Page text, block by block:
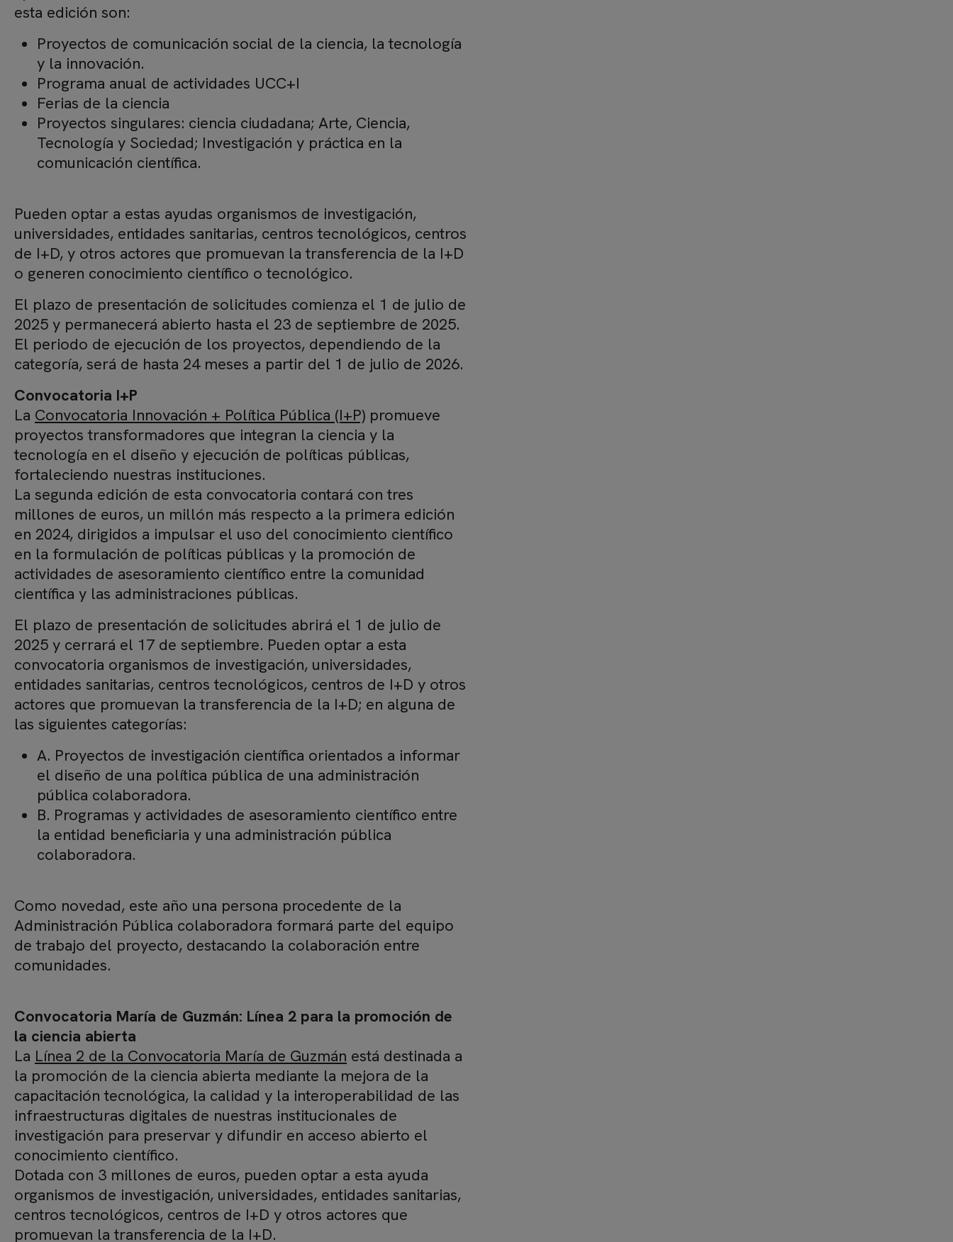
esta edición son:
Proyectos de comunicación social de la ciencia, la tecnología
y la innovación.
Programa anual de actividades UCC+I
Ferias de la ciencia
Proyectos singulares: ciencia ciudadana; Arte, Ciencia,
Tecnología y Sociedad; Investigación y práctica en la
comunicación científica.
Pueden optar a estas ayudas organismos de investigación,
universidades, entidades sanitarias, centros tecnológicos, centros
de I+D, y otros actores que promuevan la transferencia de la I+D
o generen conocimiento científico o tecnológico.
El plazo de presentación de solicitudes comienza el 1 de julio de
2025 y permanecerá abierto hasta el 23 de septiembre de 2025.
El periodo de ejecución de los proyectos, dependiendo de la
categoría, será de hasta 24 meses a partir del 1 de julio de 2026.
Convocatoria I+P
La Convocatoria Innovación + Política Pública (I+P) promueve
proyectos transformadores que integran la ciencia y la
tecnología en el diseño y ejecución de políticas públicas,
fortaleciendo nuestras instituciones.
La segunda edición de esta convocatoria contará con tres
millones de euros, un millón más respecto a la primera edición
en 2024, dirigidos a impulsar el uso del conocimiento científico
en la formulación de políticas públicas y la promoción de
actividades de asesoramiento científico entre la comunidad
científica y las administraciones públicas.
El plazo de presentación de solicitudes abrirá el 1 de julio de
2025 y cerrará el 17 de septiembre. Pueden optar a esta
convocatoria organismos de investigación, universidades,
entidades sanitarias, centros tecnológicos, centros de I+D y otros
actores que promuevan la transferencia de la I+D; en alguna de
las siguientes categorías:
A. Proyectos de investigación científica orientados a informar
el diseño de una política pública de una administración
pública colaboradora.
B. Programas y actividades de asesoramiento científico entre
la entidad beneficiaria y una administración pública
colaboradora.
Como novedad, este año una persona procedente de la
Administración Pública colaboradora formará parte del equipo
de trabajo del proyecto, destacando la colaboración entre
comunidades.
Convocatoria María de Guzmán: Línea 2 para la promoción de
la ciencia abierta
La Línea 2 de la Convocatoria María de Guzmán está destinada a
la promoción de la ciencia abierta mediante la mejora de la
capacitación tecnológica, la calidad y la interoperabilidad de las
infraestructuras digitales de nuestras institucionales de
investigación para preservar y difundir en acceso abierto el
conocimiento científico.
Dotada con 3 millones de euros, pueden optar a esta ayuda
organismos de investigación, universidades, entidades sanitarias,
centros tecnológicos, centros de I+D y otros actores que
promuevan la transferencia de la I+D.